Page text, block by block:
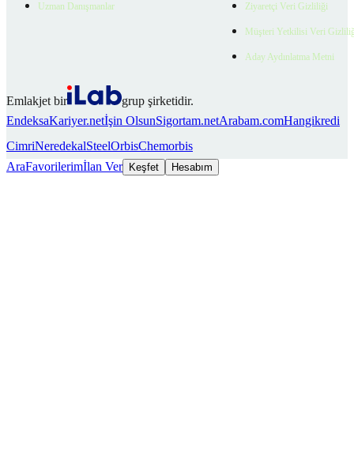
Uzman Danışmanlar Ziyaretçi Veri Gizliliği
Müşteri Yetkilisi Veri
Aday Aydınlatma Metni
Emlakjet bir
grup şirketidir.
EndeksaKariyer.netİşin OlsunSigortam.netArabam.comHangikredi
CimriNeredekalSteelOrbisChemorbis
AraFavorilerimİlan Ver Keşfet Hesabım